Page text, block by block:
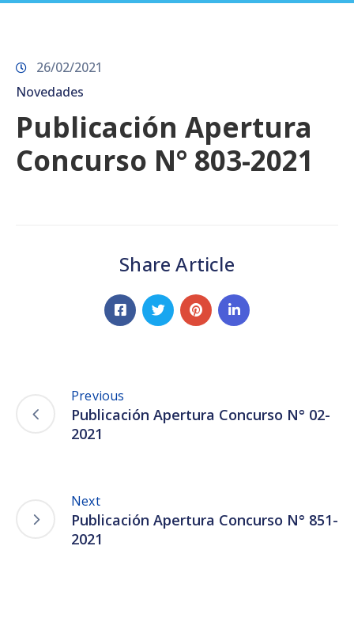
26/02/2021
Novedades
Publicación Apertura
Concurso N° 803-2021
Share Article
Previous
Publicación Apertura Concurso N° 02-
2021
Next
Publicación Apertura Concurso N° 851-
2021